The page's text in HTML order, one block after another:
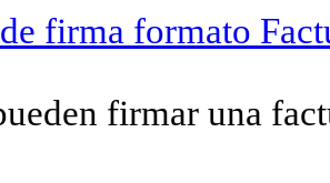
firma formato
firmar una